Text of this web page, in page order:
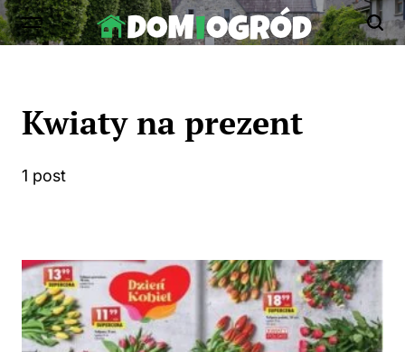
Skip
to
Kwiaty na prezent
1 post